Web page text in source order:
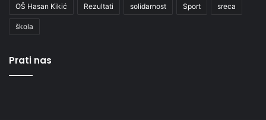
OŠ Hasan Kikić Rezultati solidarnost Sport sreca
škola
Prati nas